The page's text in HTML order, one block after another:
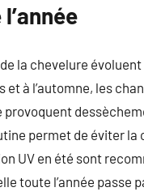
la chevelure
et à l’automne, les
permet de éviter la
UV en été sont
toute l’année passe